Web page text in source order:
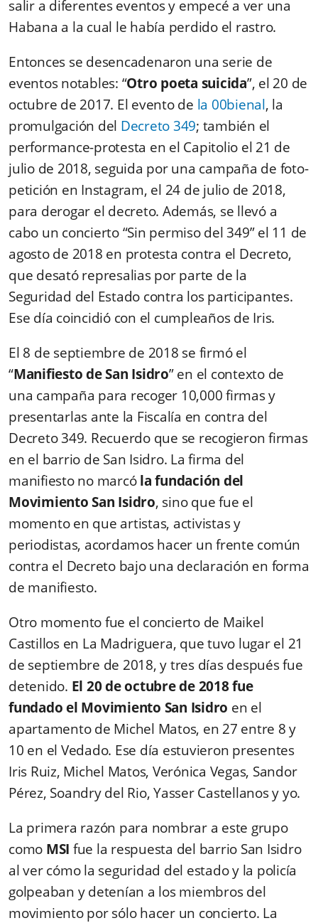
salir a diferentes eventos y empecé a ver una
Habana a la cual le había perdido el rastro.
Entonces se desencadenaron una serie de
eventos notables: “Otro poeta suicida”, el 20 de
octubre de 2017. El evento de la 00bienal, la
promulgación del Decreto 349; también el
performance-protesta en el Capitolio el 21 de
julio de 2018, seguida por una campaña de foto-
petición en Instagram, el 24 de julio de 2018,
para derogar el decreto. Además, se llevó a
cabo un concierto “Sin permiso del 349” el 11 de
agosto de 2018 en protesta contra el Decreto,
que desató represalias por parte de la
Seguridad del Estado contra los participantes.
Ese día coincidió con el cumpleaños de Iris.
El 8 de septiembre de 2018 se firmó el
“Manifiesto de San Isidro” en el contexto de
una campaña para recoger 10,000 firmas y
presentarlas ante la Fiscalía en contra del
Decreto 349. Recuerdo que se recogieron firmas
en el barrio de San Isidro. La firma del
manifiesto no marcóla fundación del
Movimiento San Isidro, sino que fue el
momento en que artistas, activistas y
periodistas, acordamos hacer un frente común
contra el Decreto bajo una declaración en forma
de manifiesto.
Otro momento fue el concierto de Maikel
Castillos en La Madriguera, que tuvo lugar el 21
de septiembre de 2018, y tres días después fue
detenido. El 20 de octubre de 2018 fue
fundado el Movimiento San Isidro en el
apartamento de Michel Matos, en 27 entre 8 y
10 en el Vedado. Ese día estuvieron presentes
Iris Ruiz, Michel Matos, Verónica Vegas, Sandor
Pérez, Soandry del Rio, Yasser Castellanos y yo.
La primera razón para nombrar a este grupo
como MSI fue la respuesta del barrio San Isidro
al ver cómo la seguridad del estado y la policía
golpeaban y detenían a los miembros del
movimiento por sólo hacer un concierto. La